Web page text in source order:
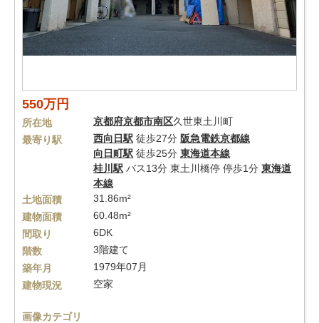
550万円
所在地 京都府京都市南区久世東土川町
最寄り駅
西向日駅 徒歩27分 阪急電鉄京都線
向日町駅 徒歩25分 東海道本線
桂川駅 バス13分 東土川橋停 停歩1分 東海道
本線
土地面積
31.86m²
建物面積
60.48m²
間取り
6DK
階数
3階建て
築年月
1979年07月
建物現況
空家
画像カテゴリ